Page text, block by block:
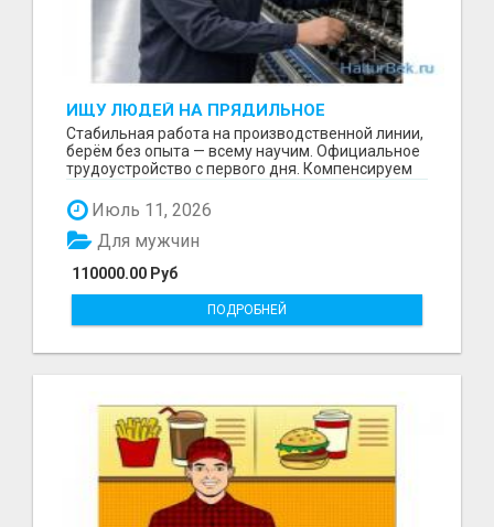
ИЩУ ЛЮДЕЙ НА ПРЯДИЛЬНОЕ
ПРОИЗВОДСТВО В ЖИЛИНО-2
(ЛЮБЕРЦЫ), ФАБРИКА «ПЕХОРСКИЙ
ТЕКСТИЛЬ»
Стабильная работа на производственной линии,
берём без опыта — всему научим. Официальное
трудоустройство с первого дня. Компенсируем
Июль 11, 2026
110000.00 Руб
Для мужчин
ПОДРОБНЕЙ